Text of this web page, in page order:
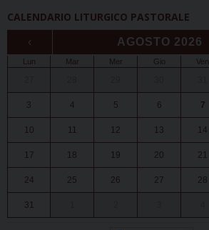
CALENDARIO LITURGICO PASTORALE
‹ AGOSTO 2026
Lun Mar Mer Gio Ven
3 4 5 6 7
10 11 12 13 14
17 18 19 20 21
24 25 26 27 28
31